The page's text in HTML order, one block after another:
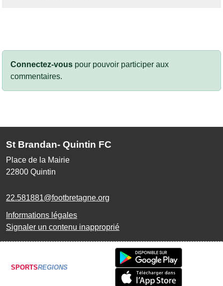
Connectez-vous pour pouvoir participer aux
commentaires.
St Brandan- Quintin FC
Place de la Mairie
22800 Quintin
22.581881@footbretagne.org
Informations légales
Signaler un contenu inapproprié
SPORTSREGIONS